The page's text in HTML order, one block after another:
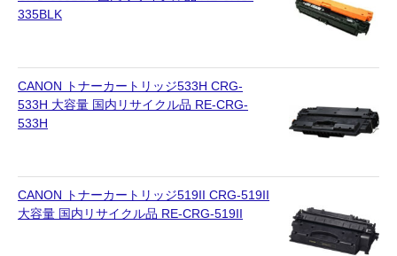
335BLK
CANON トナーカートリッジ533H CRG-
533H 大容量 国内リサイクル品 RE-CRG-
533H
CANON トナーカートリッジ519II CRG-519II
大容量 国内リサイクル品 RE-CRG-519II